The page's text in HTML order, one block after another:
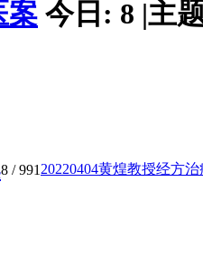
案 今日: 8 |主
8 / 99120220404黄煌教授经方